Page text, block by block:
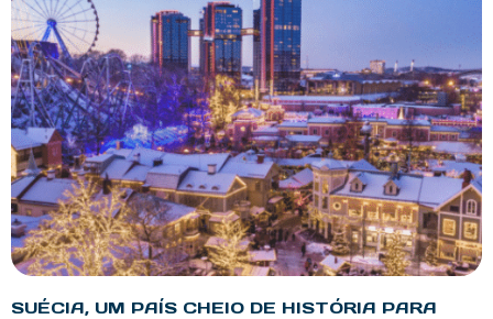
SUÉCIA, UM PAÍS CHEIO DE HISTÓRIA PARA